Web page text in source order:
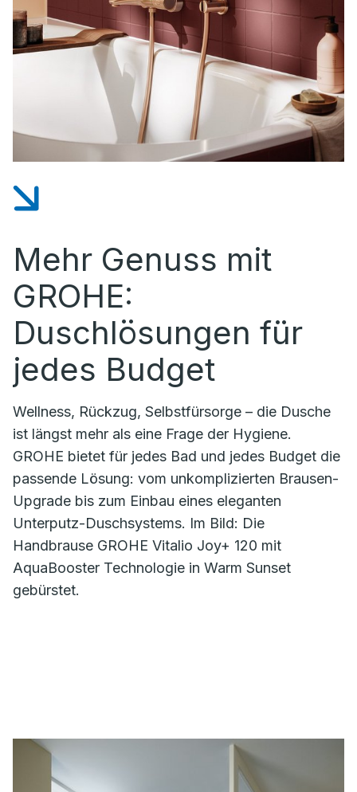
Mehr Genuss mit
GROHE:
Duschlösungen für
jedes Budget
Wellness, Rückzug, Selbstfürsorge – die Dusche
ist längst mehr als eine Frage der Hygiene.
GROHE bietet für jedes Bad und jedes Budget die
passende Lösung: vom unkomplizierten Brausen-
Upgrade bis zum Einbau eines eleganten
Unterputz-Duschsystems. Im Bild: Die
Handbrause GROHE Vitalio Joy+ 120 mit
AquaBooster Technologie in Warm Sunset
gebürstet.